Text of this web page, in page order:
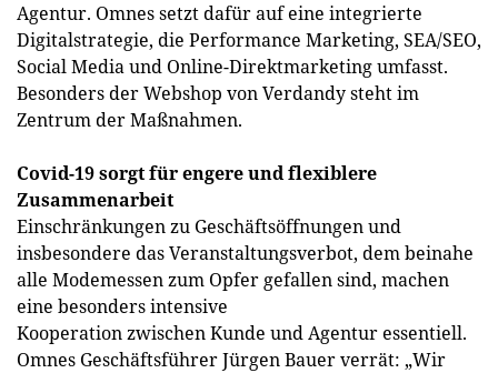
Agentur. Omnes setzt dafür auf eine integrierte
Digitalstrategie, die Performance Marketing, SEA/SEO,
Social Media und Online-Direktmarketing umfasst.
Besonders der Webshop von Verdandy steht im
Zentrum der Maßnahmen.
Covid-19 sorgt für engere und flexiblere
Zusammenarbeit
Einschränkungen zu Geschäftsöffnungen und
insbesondere das Veranstaltungsverbot, dem beinahe
alle Modemessen zum Opfer gefallen sind, machen
eine besonders intensive
Kooperation zwischen Kunde und Agentur essentiell.
Omnes Geschäftsführer Jürgen Bauer verrät: „Wir